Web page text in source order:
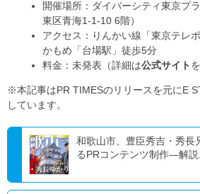
開催場所：ダイバーシティ東京プ
東区青海1-1-10 6階）
アクセス：りんかい線「東京テレ
かもめ「台場駅」徒歩5分
料金：未発表（詳細は公式サイト
※本記事はPR TIMESのリリースを元にE
しています。
和歌山市、豊臣秀吉・秀長
るPRコンテンツ制作―解説